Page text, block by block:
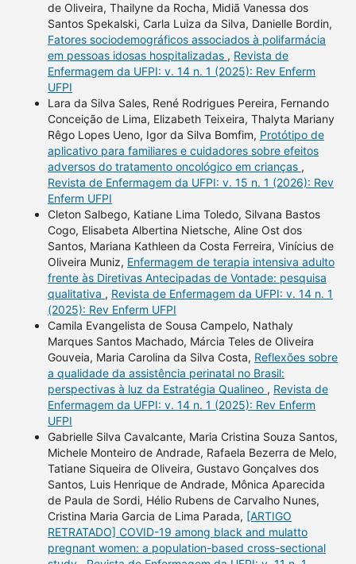
de Oliveira, Thailyne da Rocha, Midiã Vanessa dos
Santos Spekalski, Carla Luiza da Silva, Danielle Bordin,
Fatores sociodemográficos associados à polifarmácia
em pessoas idosas hospitalizadas , Revista de
Enfermagem da UFPI: v. 14 n. 1 (2025): Rev Enferm
UFPI
Lara da Silva Sales, René Rodrigues Pereira, Fernando
Conceição de Lima, Elizabeth Teixeira, Thalyta Mariany
Rêgo Lopes Ueno, Igor da Silva Bomfim, Protótipo de
aplicativo para familiares e cuidadores sobre efeitos
adversos do tratamento oncológico em crianças ,
Revista de Enfermagem da UFPI: v. 15 n. 1 (2026): Rev
Enferm UFPI
Cleton Salbego, Katiane Lima Toledo, Silvana Bastos
Cogo, Elisabeta Albertina Nietsche, Aline Ost dos
Santos, Mariana Kathleen da Costa Ferreira, Vinícius de
Oliveira Muniz, Enfermagem de terapia intensiva adulto
frente às Diretivas Antecipadas de Vontade: pesquisa
qualitativa , Revista de Enfermagem da UFPI: v. 14 n. 1
(2025): Rev Enferm UFPI
Camila Evangelista de Sousa Campelo, Nathaly
Marques Santos Machado, Márcia Teles de Oliveira
Gouveia, Maria Carolina da Silva Costa, Reflexões sobre
a qualidade da assistência perinatal no Brasil:
perspectivas à luz da Estratégia Qualineo , Revista de
Enfermagem da UFPI: v. 14 n. 1 (2025): Rev Enferm
UFPI
Gabrielle Silva Cavalcante, Maria Cristina Souza Santos,
Michele Monteiro de Andrade, Rafaela Bezerra de Melo,
Tatiane Siqueira de Oliveira, Gustavo Gonçalves dos
Santos, Luis Henrique de Andrade, Mônica Aparecida
de Paula de Sordi, Hélio Rubens de Carvalho Nunes,
Cristina Maria Garcia de Lima Parada, [ARTIGO
RETRATADO] COVID-19 among black and mulatto
pregnant women: a population-based cross-sectional